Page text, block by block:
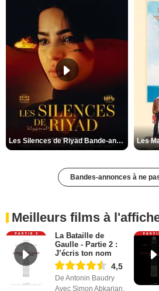
Les Silences de Riyad Bande-annonce VO STFR
Bandes-annonces à ne
Meilleurs films à
La Bataille de
Gaulle - Partie 2 :
J’écris ton nom
4,5
De Antonin Baudry
Avec Simon Abkarian,